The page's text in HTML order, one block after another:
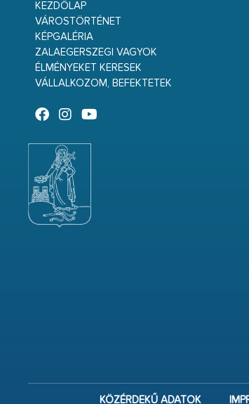
KEZDŐLAP
VÁROSTÖRTÉNET
KÉPGALÉRIA
ZALAEGERSZEGI VAGYOK
ÉLMÉNYEKET KERESEK
VÁLLALKOZOM, BEFEKTETEK
KÖZÉRDEKŰ ADATOK